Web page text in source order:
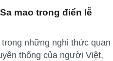
mao trong điển lễ
những nghi thức quan
thống của người Việt,